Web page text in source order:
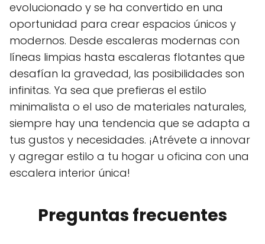
evolucionado y se ha convertido en una
oportunidad para crear espacios únicos y
modernos. Desde escaleras modernas con
líneas limpias hasta escaleras flotantes que
desafían la gravedad, las posibilidades son
infinitas. Ya sea que prefieras el estilo
minimalista o el uso de materiales naturales,
siempre hay una tendencia que se adapta a
tus gustos y necesidades. ¡Atrévete a innovar
y agregar estilo a tu hogar u oficina con una
escalera interior única!
Preguntas frecuentes